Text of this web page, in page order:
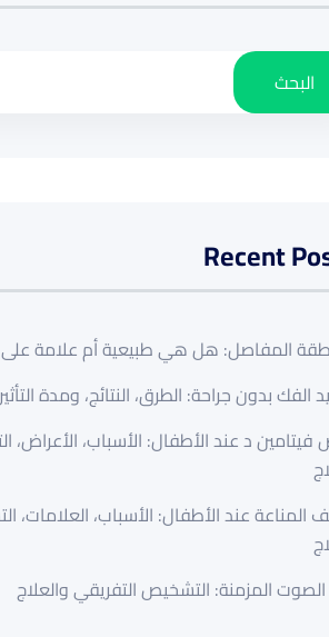
البحث
Recent
المفاصل: هل هي طبيعية أم علامة
الفك بدون جراحة: الطرق، النتائج، ومدة
د عند الأطفال: الأسباب،
عند الأطفال: الأسباب،
المزمنة: التشخيص التفريقي والعلاج